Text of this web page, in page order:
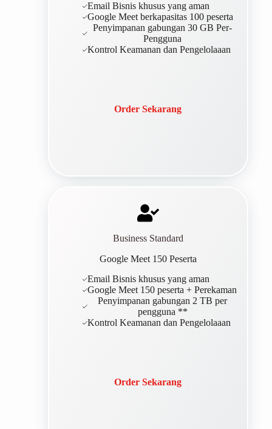
Email Bisnis khusus yang aman
Google Meet berkapasitas 100 peserta
Penyimpanan gabungan 30 GB Per-
Pengguna
Kontrol Keamanan dan Pengelolaaan
Order Sekarang
Business Standard
Google Meet 150 Peserta
Email Bisnis khusus yang aman
Google Meet 150 peserta + Perekaman
Penyimpanan gabungan 2 TB per
pengguna **
Kontrol Keamanan dan Pengelolaaan
Order Sekarang